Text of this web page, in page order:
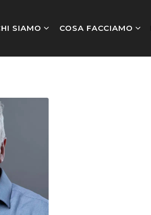
SIAMO COSA FACCIAMO